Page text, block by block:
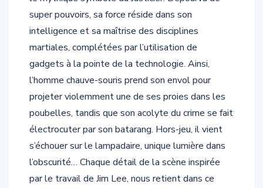
super pouvoirs, sa force réside dans son
intelligence et sa maîtrise des disciplines
martiales, complétées par l’utilisation de
gadgets à la pointe de la technologie. Ainsi,
l’homme chauve-souris prend son envol pour
projeter violemment une de ses proies dans les
poubelles, tandis que son acolyte du crime se fait
électrocuter par son batarang. Hors-jeu, il vient
s’échouer sur le lampadaire, unique lumière dans
l’obscurité… Chaque détail de la scène inspirée
par le travail de Jim Lee, nous retient dans ce